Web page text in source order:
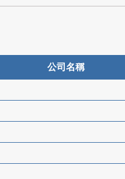
索
公司名稱